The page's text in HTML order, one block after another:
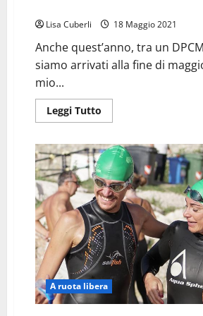
Lisa Cuberli 18 Maggio 2021
Anche quest’anno, tra un
siamo arrivati alla fine di
mio...
Leggi Tutto
di
SON
TUTTE
BELLE
LE
MAMME
DEL
MONDO
A ruota libera